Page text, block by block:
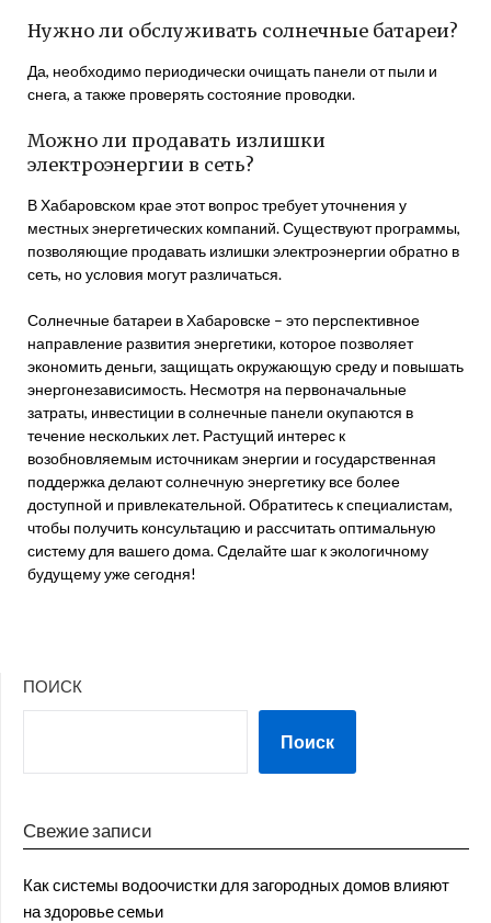
Нужно ли обслуживать солнечные батареи?
Да, необходимо периодически очищать панели от пыли и
снега, а также проверять состояние проводки.
Можно ли продавать излишки
электроэнергии в сеть?
В Хабаровском крае этот вопрос требует уточнения у
местных энергетических компаний. Существуют программы,
позволяющие продавать излишки электроэнергии обратно в
сеть, но условия могут различаться.
Солнечные батареи в Хабаровске – это перспективное
направление развития энергетики, которое позволяет
экономить деньги, защищать окружающую среду и повышать
энергонезависимость. Несмотря на первоначальные
затраты, инвестиции в солнечные панели окупаются в
течение нескольких лет. Растущий интерес к
возобновляемым источникам энергии и государственная
поддержка делают солнечную энергетику все более
доступной и привлекательной. Обратитесь к специалистам,
чтобы получить консультацию и рассчитать оптимальную
систему для вашего дома. Сделайте шаг к экологичному
будущему уже сегодня!
ПОИСК
Поиск
Свежие записи
Как системы водоочистки для загородных домов влияют
на здоровье семьи